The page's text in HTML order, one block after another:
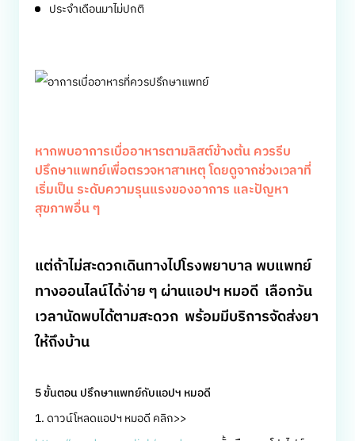
ประจำเดือนมาไม่ปกติ
หากพบอาการเบื่ออาหารตามลิสต์ข้างต้น ควรรีบ
ปรึกษาแพทย์เพื่อตรวจหาสาเหตุ โดยดูจากช่วงเวลาที่
เริ่มเป็น ระดับความรุนแรงของอาการ และปัญหา
สุขภาพอื่น ๆ
แต่ถ้าไม่สะดวกเดินทางไปโรงพยาบาล พบแพทย์
ทางออนไลน์ได้ง่าย ๆ ผ่านแอปฯ หมอดี เลือกวัน
เวลานัดพบได้ตามสะดวก พร้อมมีบริการจัดส่งยา
ให้ถึงบ้าน
5 ขั้นตอน ปรึกษาแพทย์กับแอปฯ หมอดี
1. ดาวน์โหลดแอปฯ หมอดี คลิก>>